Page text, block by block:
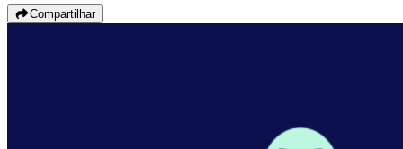
Compartilhar